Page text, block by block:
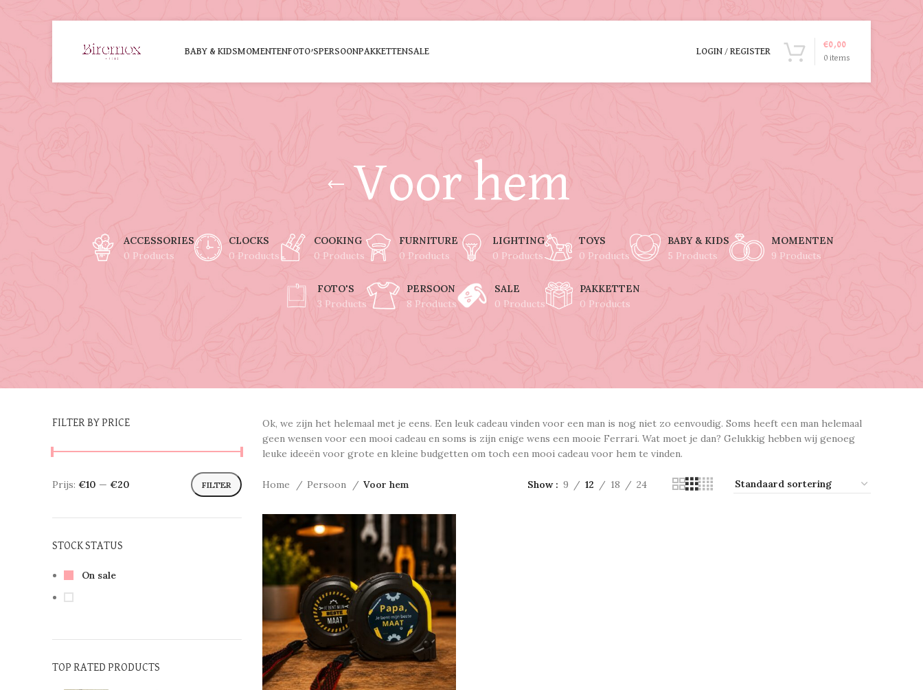
BABY & KIDSMOMENTENFOTO’SPERSOONPAKKETTENSALE LOGIN / REGISTER
0 items
€0,00
Voor hem
ACCESSORIES
0 Products
CLOCKS
0 Products
COOKING
0 Products
FURNITURE
0 Products
LIGHTING
0 Products
TOYS
0 Products
BABY & KIDS
5 Products
MOMENTEN
9 Products
FOTO'S
3 Products
PERSOON
8 Products
SALE
0 Products
PAKKETTEN
0 Products
FILTER BY PRICE
FILTER
Prijs: €10 — €20
STOCK STATUS
On sale
TOP RATED PRODUCTS
Ok, we zijn het helemaal met je eens. Een leuk cadeau vinden voor een man is nog niet zo eenvoudig. Soms heeft een man helemaal
geen wensen voor een mooi cadeau en soms is zijn enige wens een mooie Ferrari. Wat moet je dan? Gelukkig hebben wij genoeg
leuke ideeën voor grote en kleine budgetten om toch een mooi cadeau voor hem te vinden.
Home Persoon Voor hem Show 9 12 18 24